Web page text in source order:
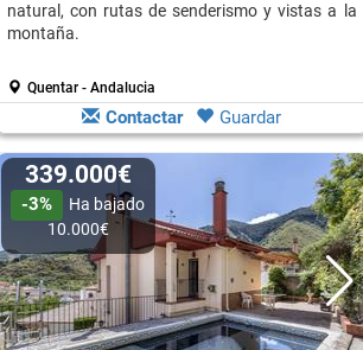
natural, con rutas de senderismo y vistas a la
montaña.
Quentar - Andalucia
Contactar Guardar
339.000€
-3%
Ha bajado
10.000€